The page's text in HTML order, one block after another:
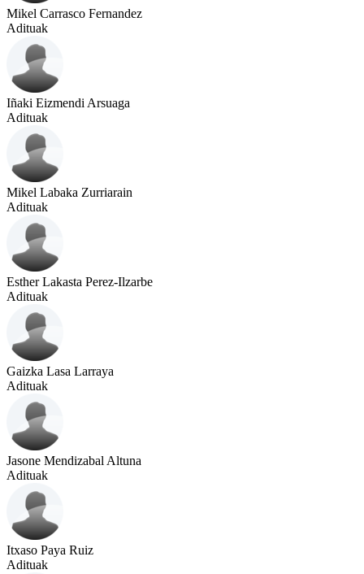
Mikel Carrasco Fernandez
Adituak
Iñaki Eizmendi Arsuaga
Adituak
Mikel Labaka Zurriarain
Adituak
Esther Lakasta Perez-Ilzarbe
Adituak
Gaizka Lasa Larraya
Adituak
Jasone Mendizabal Altuna
Adituak
Itxaso Paya Ruiz
Adituak